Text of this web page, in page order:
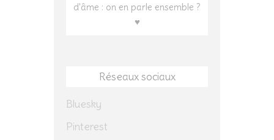
d'âme : on en parle ensemble ?
♥
Réseaux sociaux
Bluesky
Pinterest